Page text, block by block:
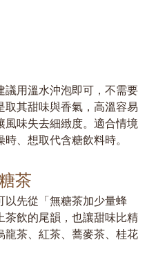
議用溫水沖泡即可，不需要
其甜味與香氣，高溫容易
風味失去細緻度。適合情境
、想取代含糖飲料時。
茶
以先從「無糖茶加少量蜂
茶飲的尾韻，也讓甜味比精
龍茶、紅茶、蕎麥茶、桂花